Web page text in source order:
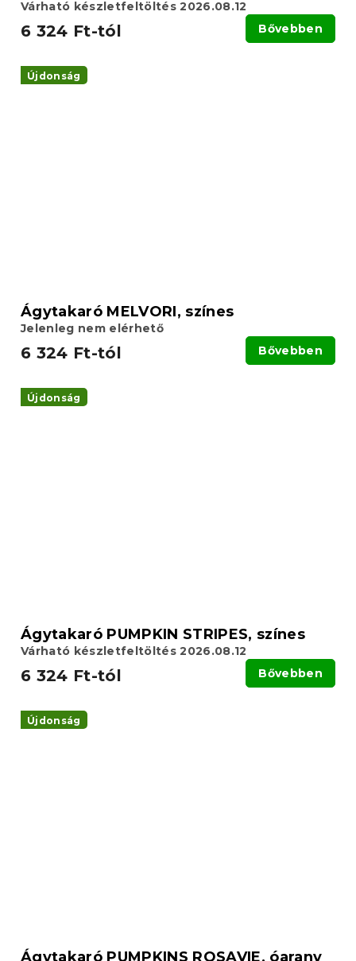
Várható készletfeltöltés 2026.08.12
6 324 Ft-tól Bővebben
Újdonság
Ágytakaró MELVORI, színes
Jelenleg nem elérhető
6 324 Ft-tól Bővebben
Újdonság
Ágytakaró PUMPKIN STRIPES, színes
Várható készletfeltöltés 2026.08.12
6 324 Ft-tól Bővebben
Újdonság
Ágytakaró PUMPKINS ROSAVIE, óarany